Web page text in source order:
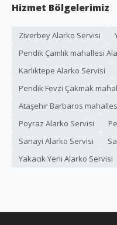
Hizmet Bölgelerimiz
Ziverbey Alarko Servisi
Pendik Çamlık mahallesi
Karlıktepe Alarko Servisi
Pendik Fevzi Çakmak
Ataşehir Barbaros
Poyraz Alarko Servisi
Sanayi Alarko Servisi
Yakacık Yeni Alarko Servisi